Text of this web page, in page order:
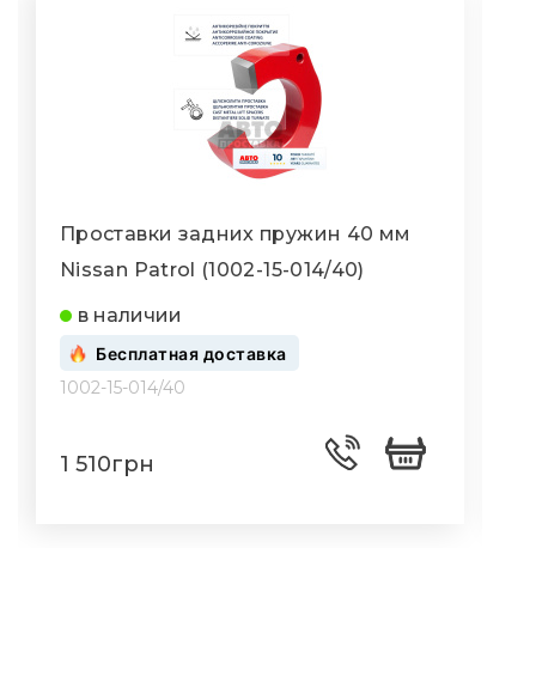
Проставки задних пружин 40 мм
Nissan Patrol (1002-15-014/40)
в наличии
Бесплатная доставка
1002-15-014/40
1 510грн